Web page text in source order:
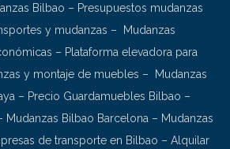
Bilbao – Presupuestos mudanzas
y mudanzas –
Mudanzas
– Plataforma elevadora para
y montaje de muebles –
Mudanzas
– Precio Guardamuebles Bilbao –
Mudanzas Bilbao Barcelona – Mudanzas
de transporte en Bilbao – Alquilar